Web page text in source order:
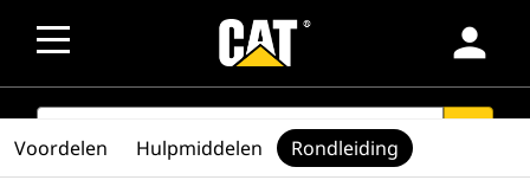
person
SEARCH
Voordelen Hulpmiddelen Rondleiding